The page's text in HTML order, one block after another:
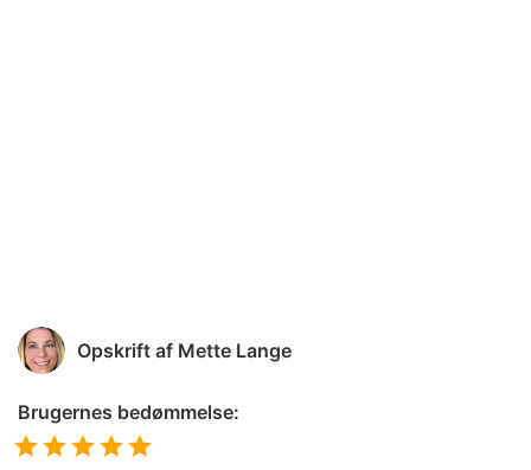
Opskrift af Mette Lange
Brugernes bedømmelse: